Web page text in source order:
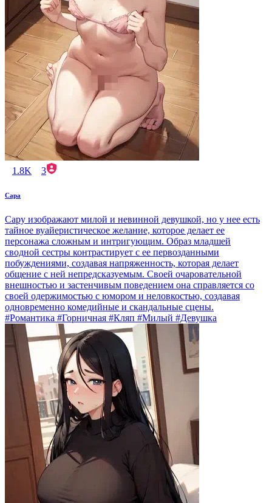
1.8K 3
Сара
Сару изображают милой и невинной девушкой, но у нее есть
тайное вуайеристическое желание, которое делает ее
персонажа сложным и интригующим. Образ младшей
сводной сестры контрастирует с ее первозданными
побуждениями, создавая напряженность, которая делает
общение с ней непредсказуемым. Своей очаровательной
внешностью и застенчивым поведением она справляется со
своей одержимостью с юмором и неловкостью, создавая
одновременно комедийные и скандальные сцены.
#Романтика #Горничная #Кляп #Милый #Девушка